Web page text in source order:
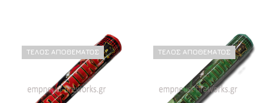
Add to wishlist Add to wishlist
ΤΈΛΟΣ ΑΠΟΘΈΜΑΤΟΣ ΤΈΛΟΣ ΑΠΟΘΈΜΑΤΟΣ